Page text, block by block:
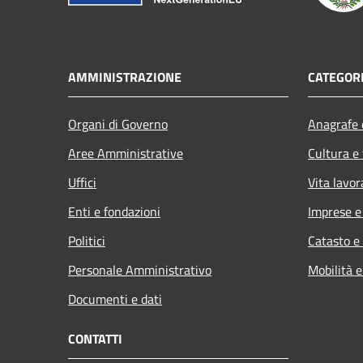
AMMINISTRAZIONE
Organi di Governo
Aree Amministrative
Uffici
Enti e fondazioni
Politici
Personale Amministrativo
Documenti e dati
Cultura
Vita
Imprese
Catasto
Mobilità
CONTATTI